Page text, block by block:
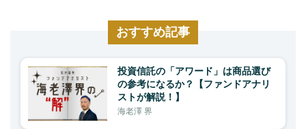
おすすめ記事
投資信託の「アワード」は商品選び
の参考になるか？【ファンドアナリ
ストが解説！】
海老澤 界